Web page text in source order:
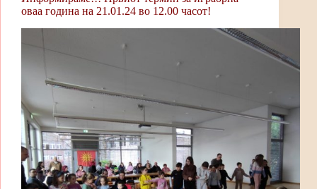
оваа година на 21.01.24 во 12.00 часот!